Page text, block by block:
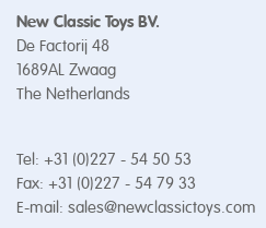
New Classic Toys BV.
De Factorij 48
1689AL Zwaag
The Netherlands
Tel: +31 (0)227 - 54 50 53
Fax: +31 (0)227 - 54 79 33
E-mail: sales@newclassictoys.com